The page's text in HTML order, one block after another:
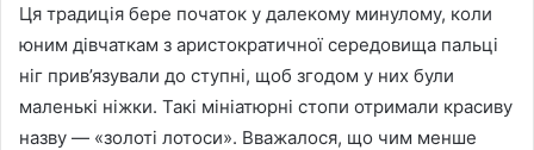
Ця традиція бере початок у далекому минулому, коли
юним дівчаткам з аристократичної середовища пальці
ніг прив’язували до ступні, щоб згодом у них були
маленькі ніжки. Такі мініатюрні стопи отримали красиву
назву — «золоті лотоси». Вважалося, що чим менше